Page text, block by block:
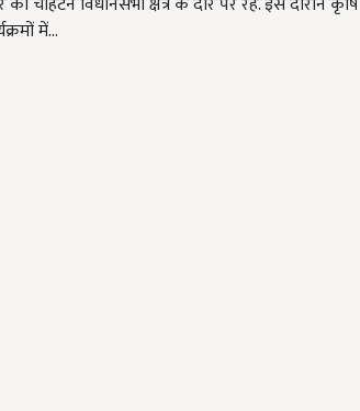
में…